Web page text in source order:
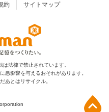
約 サイトマップ
法律で禁止されています。
悪影響を与えるおそれがあります。
あとはリサイクル。